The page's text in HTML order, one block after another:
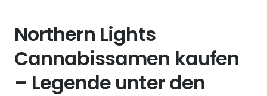
Northern Lights
Cannabissamen kaufen
– Legende unter den